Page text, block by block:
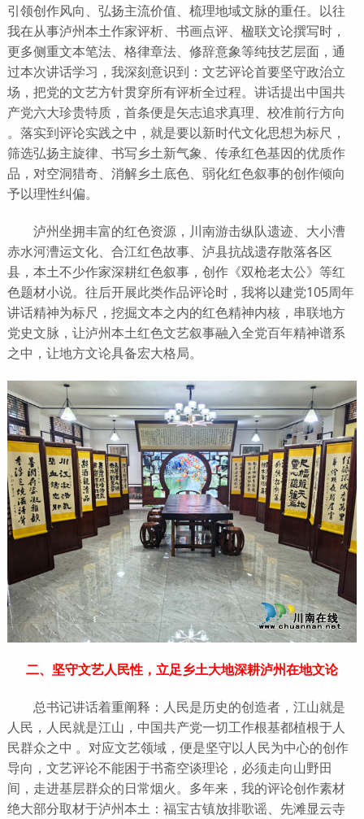
引领创作风向、弘扬主流价值、梳理地域文脉的重任。以往
我在从事泸州本土作家评析、书画点评、楹联文论撰写时，
更多侧重文本笔法、格律章法、修辞意象等纯技艺层面，通
过本次讲话学习，我深刻意识到：文艺评论首要坚守政治立
场，把党的文艺方针贯穿所有评析全过程。讲话提出中国共
产党六大珍贵特质，首条便是矢志追求真理、校准前行方向
。落实到评论实践之中，就是要以新时代文化思想为标尺，
筛选弘扬主旋律、书写乡土新气象、传承红色基因的优质作
品，对空洞猎奇、消解乡土底色、弱化红色叙事的创作倾向
予以理性纠偏。
泸州坐拥丰富的红色资源，川南游击纵队遗迹、大小漕
赤水河漕运文化、合江红色故事、泸县抗战遗存散落各区
县，本土不少作家深耕红色叙事，创作《双枪老太公》等红
色题材小说。往后开展此类作品评论时，我将以建党105周年
讲话精神为标尺，挖掘文本之内的红色精神内核，串联地方
党史文脉，让泸州本土红色文艺叙事融入全党百年精神谱系
之中，让地方文论具备宏大格局。
二、坚守文艺人民性，立足乡土大地深耕泸州在地文论
总书记讲话着重阐释：人民是历史的创造者，江山就是
人民，人民就是江山，中国共产党一切工作根基都植根于人
民群众之中 。对应文艺领域，便是坚守以人民为中心的创作
导向，文艺评论不能困于书斋空谈理论，必须走向山野田
间，走进基层群众的日常烟火。多年来，我的评论创作素材
绝大部分取材于泸州本土：福宝古镇放排歌谣、先滩显云寺